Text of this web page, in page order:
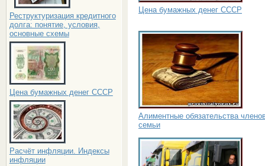
Реструктуризация кредитного
долга: понятие, условия,
основные схемы
Цена бумажных денег СССР
Расчёт инфляции. Индексы
инфляции
Цена бумажных денег СССР
Алиментные обязательства
семьи